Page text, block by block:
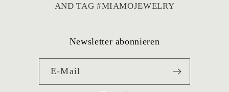
kann den Shop von Herzen weiterempfehlen!
AND TAG #MIAMOJEWELRY
Newsletter abonnieren
E-Mail